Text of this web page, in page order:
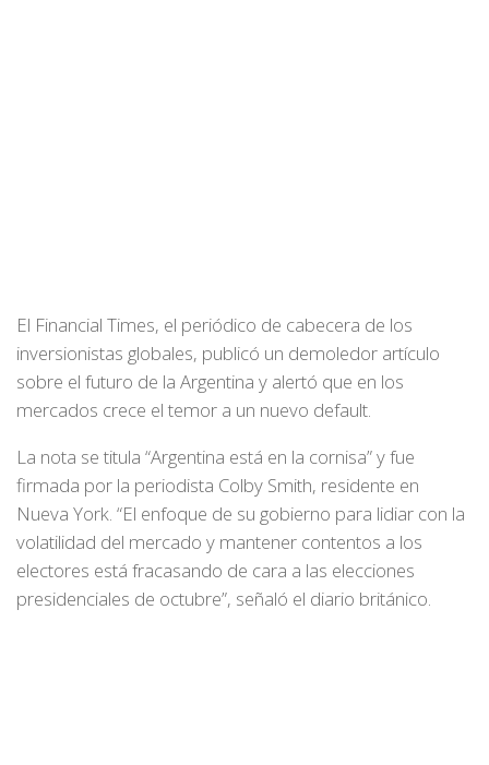
El Financial Times, el periódico de cabecera de los
inversionistas globales, publicó un demoledor artículo
sobre el futuro de la Argentina y alertó que en los
mercados crece el temor a un nuevo default.
La nota se titula “Argentina está en la cornisa” y fue
firmada por la periodista Colby Smith, residente en
Nueva York. “El enfoque de su gobierno para lidiar con la
volatilidad del mercado y mantener contentos a los
electores está fracasando de cara a las elecciones
presidenciales de octubre”, señaló el diario británico.